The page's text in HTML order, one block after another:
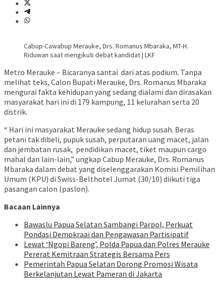
Cabup-Cawabup Merauke, Drs. Romanus Mbaraka, MT-H.
Riduwan saat mengikuti debat kandidat | LKF
Metro Merauke – Bicaranya santai dari atas podium. Tanpa
melihat teks, Calon Bupati Merauke, Drs. Romanus Mbaraka
mengurai fakta kehidupan yang sedang dialami dan dirasakan
masyarakat hari ini di 179 kampung, 11 kelurahan serta 20
distrik.
“ Hari ini masyarakat Merauke sedang hidup susah. Beras
petani tak dibeli, pupuk susah, perputaran uang macet, jalan
dan jembatan rusak, pendidikan macet, tiket maupun cargo
mahal dan lain-lain,” ungkap Cabup Merauke, Drs. Romanus
Mbaraka dalam debat yang diselenggarakan Komisi Pemilihan
Umum (KPU) di Swiss-Belthotel Jumat (30/10) diikuti tiga
pasangan calon (paslon).
Bacaan Lainnya
Bawaslu Papua Selatan Sambangi Parpol, Perkuat
Pondasi Demokraai dan Pengawasan Partisipatif
Lewat ‘Ngopi Bareng’, Polda Papua dan Polres Merauke
Pererat Kemitraan Strategis Bersama Pers
Pemerintah Papua Selatan Dorong Promosi Wisata
Berkelanjutan Lewat Pameran di Jakarta